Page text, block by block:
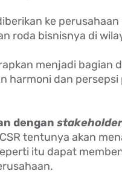
ke
roda bisnisnya di
menjadi bagian
harmoni dan
dengan
tentunya akan
itu dapat